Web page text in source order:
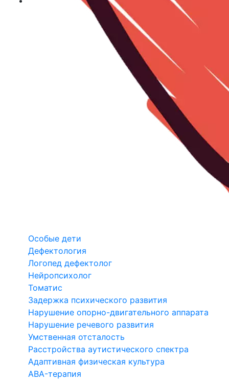
Особые дети
Дефектология
Логопед дефектолог
Нейропсихолог
Томатис
Задержка психического развития
Нарушение опорно-двигательного аппарата
Нарушение речевого развития
Умственная отсталость
Расстройства аутистического спектра
Адаптивная физическая культура
ABA-терапия